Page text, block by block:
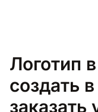
Логотип
создать
заказать